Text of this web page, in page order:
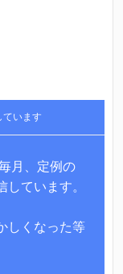
います
月、定例の
ています。
しくなった等